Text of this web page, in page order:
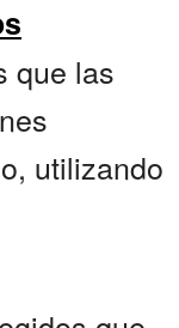
que las
utilizando